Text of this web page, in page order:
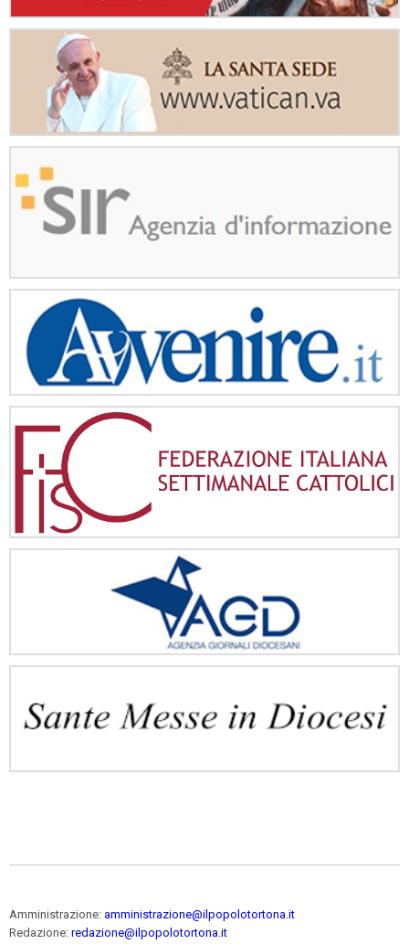
Amministrazione: amministrazione@ilpopolotortona.it
Redazione: redazione@ilpopolotortona.it